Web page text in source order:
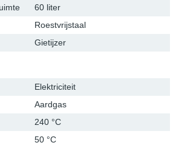
60 liter
Roestvrijstaal
Gietijzer
Elektriciteit
Aardgas
240 °C
50 °C